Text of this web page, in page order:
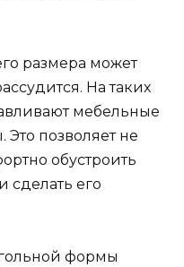
размера может
На таких
мебельные
позволяет не
обустроить
сделать его
формы